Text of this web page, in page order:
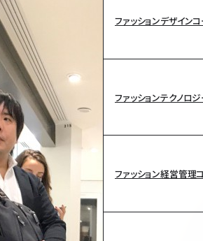
ファッションデザイン
ファッションテクノロ
ファッション経営管理